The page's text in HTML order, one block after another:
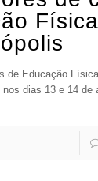
de Educação
dias 13 e 14 de